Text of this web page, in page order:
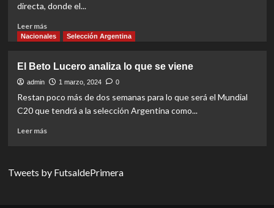
directa, donde el...
Leer másRead
more
busca
el
sexto
la
Nacionales Selección Argentina
El Beto Lucero analiza lo que se viene
admin 1 marzo, 2024 0
Restan poco más de dos semanas para lo que será el Mundial
C20 que tendrá a la selección Argentina como...
Leer másRead
Beto
Tweets by FutsaldePrimera